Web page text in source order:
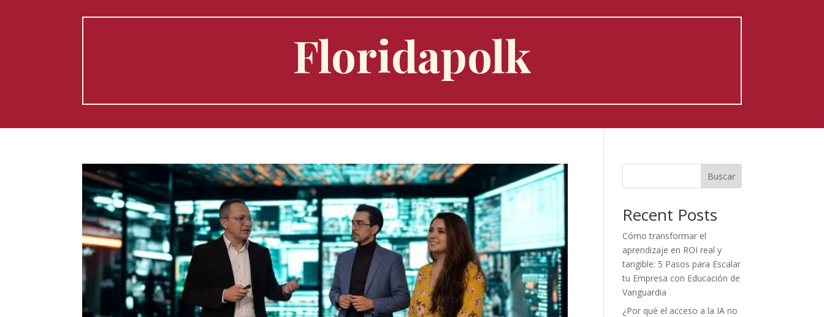
Floridapolk
Buscar
Recent Posts
Cómo transformar el
aprendizaje en ROI real y
tangible: 5 Pasos para Escalar
tu Empresa con Educación de
Vanguardia
¿Por qué el acceso a la IA no